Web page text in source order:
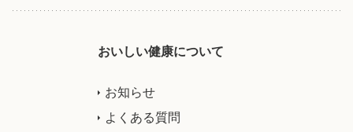
おいしい健康について
お知らせ
よくある質問